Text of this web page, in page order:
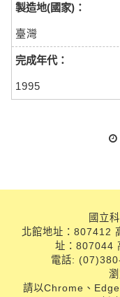
製造地(國家)：
臺灣
完成年代：
1995
國立
北館地址：807412
址：807044
電話:
請以Chrome、